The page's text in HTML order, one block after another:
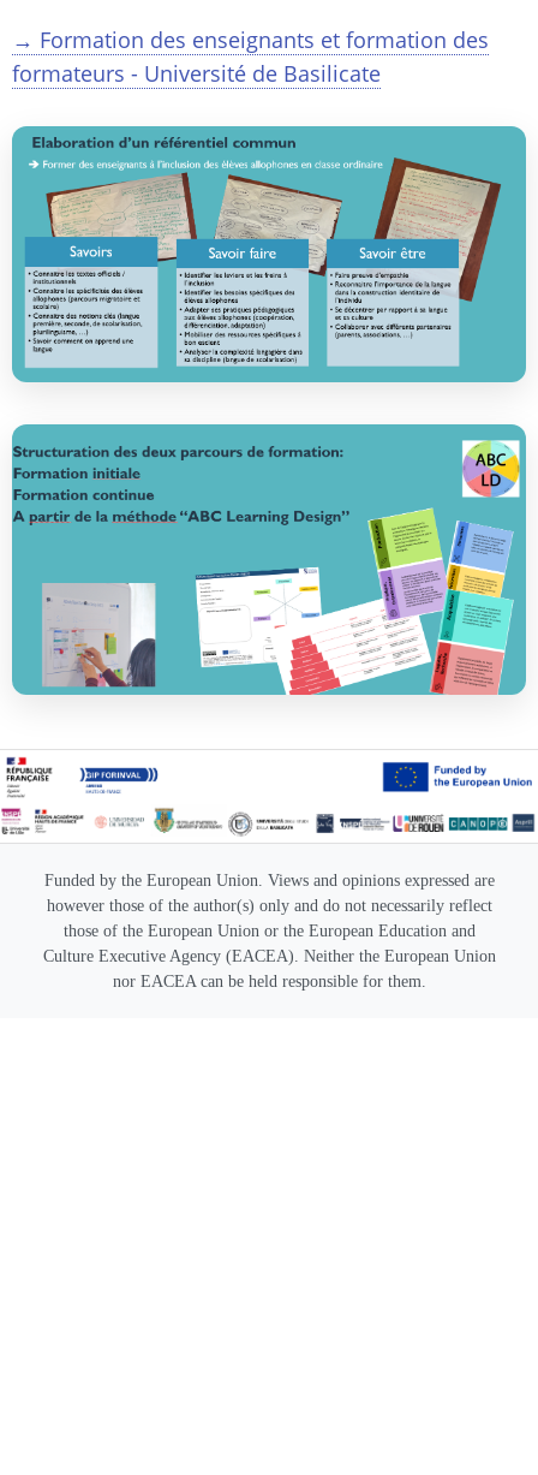
→ Formation des enseignants et formation des
formateurs - Université de Basilicate
Funded by the European Union. Views and opinions expressed are
however those of the author(s) only and do not necessarily reflect
those of the European Union or the European Education and
Culture Executive Agency (EACEA). Neither the European Union
nor EACEA can be held responsible for them.